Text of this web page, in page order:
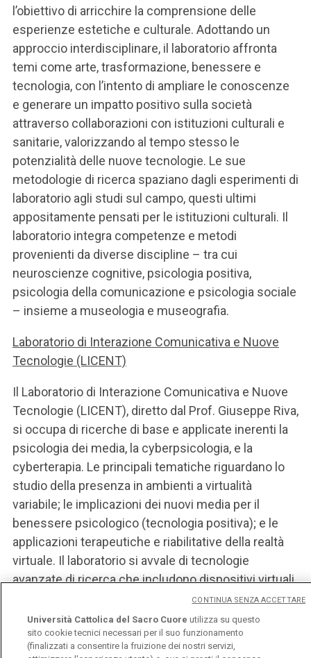
l’obiettivo di arricchire la comprensione delle
esperienze estetiche e culturale. Adottando un
approccio interdisciplinare, il laboratorio affronta
temi come arte, trasformazione, benessere e
tecnologia, con l’intento di ampliare le conoscenze
e generare un impatto positivo sulla società
attraverso collaborazioni con istituzioni culturali e
sanitarie, valorizzando al tempo stesso le
potenzialità delle nuove tecnologie. Le sue
metodologie di ricerca spaziano dagli esperimenti di
laboratorio agli studi sul campo, questi ultimi
appositamente pensati per le istituzioni culturali. Il
laboratorio integra competenze e metodi
provenienti da diverse discipline – tra cui
neuroscienze cognitive, psicologia positiva,
psicologia della comunicazione e psicologia sociale
– insieme a museologia e museografia.
Laboratorio di Interazione Comunicativa e Nuove
Tecnologie (LICENT)
Il Laboratorio di Interazione Comunicativa e Nuove
Tecnologie (LICENT), diretto dal Prof. Giuseppe Riva,
si occupa di ricerche di base e applicate inerenti la
psicologia dei media, la cyberpsicologia, e la
cyberterapia. Le principali tematiche riguardano lo
studio della presenza in ambienti a virtualità
variabile; le implicazioni dei nuovi media per il
benessere psicologico (tecnologia positiva); e le
applicazioni terapeutiche e riabilitative della realtà
virtuale. Il laboratorio si avvale di tecnologie
avanzate di ricerca che includono dispositivi virtuali
immersivi, strumenti per la misurazione delle
risposte psico-fisiologiche, neurofisiologiche e
comportamentali (ad es. eye-tracking).
Università Cattolica del Sacro Cuore utilizza su questo
sito cookie tecnici necessari per il suo funzionamento
(finalizzati a consentire la fruizione dei nostri servizi,
CONTINUA SENZA ACCETTARE